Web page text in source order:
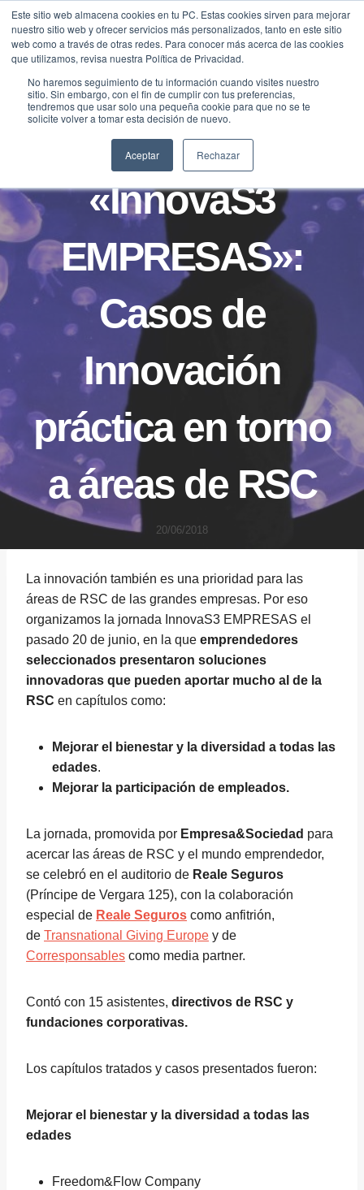
Este sitio web almacena cookies en tu PC. Estas cookies sirven para mejorar
nuestro sitio web y ofrecer servicios más personalizados, tanto en este sitio
web como a través de otras redes. Para conocer más acerca de las cookies
que utilizamos, revisa nuestra Política de Privacidad.
No haremos seguimiento de tu información cuando visites nuestro
sitio. Sin embargo, con el fin de cumplir con tus preferencias,
tendremos que usar solo una pequeña cookie para que no se te
solicite volver a tomar esta decisión de nuevo.
Aceptar Rechazar
Saltar
contenido
NOTICIAS
Jornada
«InnovaS3
EMPRESAS»:
Casos de
Innovación
práctica en torno
a áreas de RSC
20/06/2018
La innovación también es una prioridad para las
áreas de RSC de las grandes empresas. Por eso
organizamos la jornada InnovaS3 EMPRESAS el
pasado 20 de junio, en la que emprendedores
seleccionados presentaron soluciones
innovadoras que pueden aportar mucho al de la
RSC en capítulos como:
Mejorar el bienestar y la diversidad a todas las
edades.
Mejorar la participación de empleados.
La jornada, promovida por Empresa&Sociedad para
acercar las áreas de RSC y el mundo emprendedor,
se celebró en el auditorio de Reale Seguros
(Príncipe de Vergara 125), con la colaboración
especial de Reale Seguros como anfitrión,
de Transnational Giving Europe y de
Corresponsables como media partner.
Contó con 15 asistentes, directivos de RSC y
fundaciones corporativas.
Los capítulos tratados y casos presentados fueron:
Mejorar el bienestar y la diversidad a todas las
edades
Freedom&Flow Company
Traducir »